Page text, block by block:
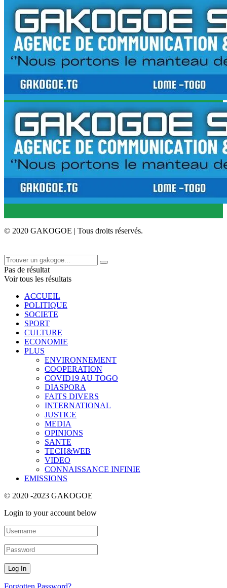
© 2020 GAKOGOE | Tous droits réservés.
Pas de résultat
Voir tous les résultats
ACCUEIL
POLITIQUE
SOCIETE
SPORT
CULTURE
ECONOMIE
PLUS
ENVIRONNEMENT
COOPERATION
COVID19 AU TOGO
DIASPORA
FAITS DIVERS
INTERNATIONAL
JUSTICE
MEDIA
OPINIONS
SANTE
TECH&WEB
VIDEO
CONNAISSANCE INFINIE
EMISSIONS
© 2020 -2023 GAKOGOE
Login to your account below
Forgotten Password?